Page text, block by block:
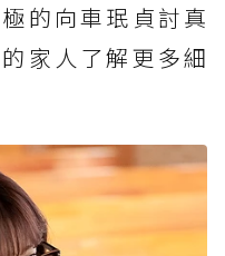
的向車珉貞討真
家人了解更多細